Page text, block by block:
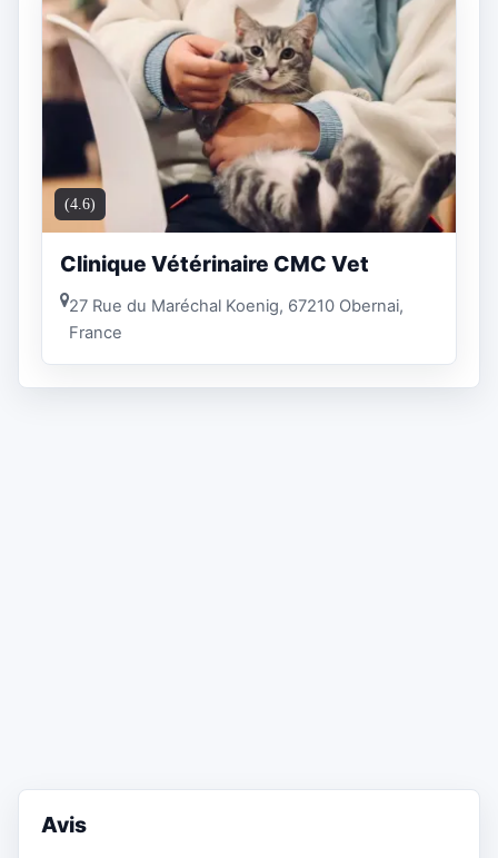
(4.6)
Clinique Vétérinaire CMC Vet
27 Rue du Maréchal Koenig, 67210 Obernai,
France
Avis